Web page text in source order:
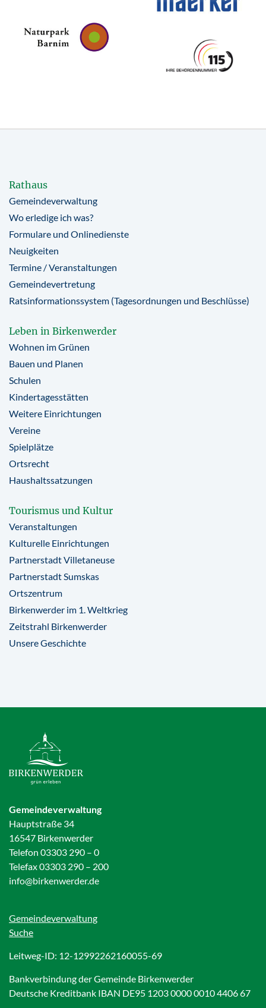
Rathaus
Gemeindeverwaltung
Wo erledige ich was?
Formulare und Onlinedienste
Neuigkeiten
Termine / Veranstaltungen
Gemeindevertretung
Ratsinformationssystem (Tagesordnungen und Beschlüsse)
Leben in Birkenwerder
Wohnen im Grünen
Bauen und Planen
Schulen
Kindertagesstätten
Weitere Einrichtungen
Vereine
Spielplätze
Ortsrecht
Haushaltssatzungen
Tourismus und Kultur
Veranstaltungen
Kulturelle Einrichtungen
Partnerstadt Villetaneuse
Partnerstadt Sumskas
Ortszentrum
Birkenwerder im 1. Weltkrieg
Zeitstrahl Birkenwerder
Unsere Geschichte
Gemeindeverwaltung
Hauptstraße 34
16547 Birkenwerder
Telefon 03303 290 – 0
Telefax 03303 290 – 200
info@birkenwerder.de
Gemeindeverwaltung
Suche
Leitweg-ID: 12-12992262160055-69
Bankverbindung der Gemeinde Birkenwerder
Deutsche Kreditbank IBAN DE95 1203 0000 0010 4406 67